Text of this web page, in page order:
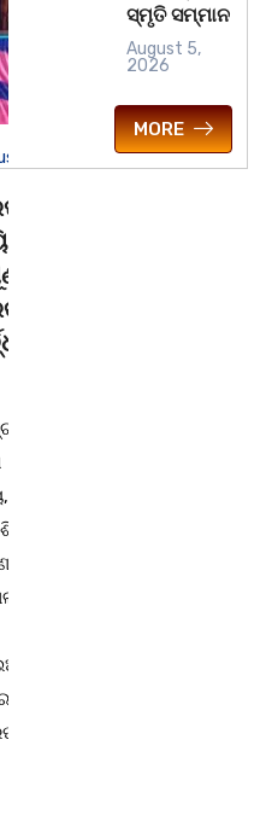
August 6, 2026
ସ୍ମୃତି ସମ୍ମାନ
August 5,
2026
MORE